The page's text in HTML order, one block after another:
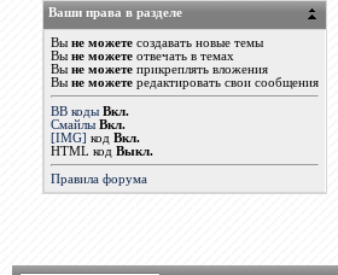
Ваши права в разделе
Вы не можетесоздавать новые темы
Вы не можетеотвечать в темах
Вы не можетеприкреплять вложения
Вы не можетередактировать свои сообщения
BB коды Вкл.
Смайлы Вкл.
[IMG] код Вкл.
HTML код Выкл.
Правила форума